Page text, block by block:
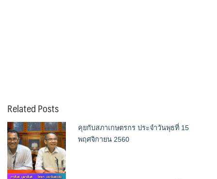
Related Posts
คุยกับสภาเกษตรกร ประจำวันพุธที่ 15
พฤศจิกายน 2560